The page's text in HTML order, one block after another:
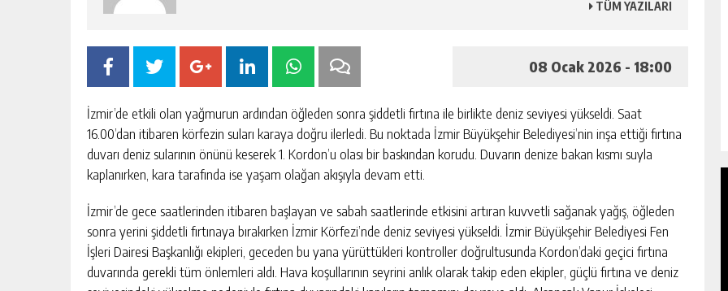
TÜM YAZILARI
08 Ocak 2026 - 18:00
İzmir’de etkili olan yağmurun ardından öğleden sonra şiddetli fırtına ile birlikte deniz seviyesi yükseldi. Saat
16.00’dan itibaren körfezin suları karaya doğru ilerledi. Bu noktada İzmir Büyükşehir Belediyesi’nin inşa ettiği fırtına
duvarı deniz sularının önünü keserek 1. Kordon’u olası bir baskından korudu. Duvarın denize bakan kısmı suyla
kaplanırken, kara tarafında ise yaşam olağan akışıyla devam etti.
İzmir’de gece saatlerinden itibaren başlayan ve sabah saatlerinde etkisini artıran kuvvetli sağanak yağış, öğleden
sonra yerini şiddetli fırtınaya bırakırken İzmir Körfezi’nde deniz seviyesi yükseldi. İzmir Büyükşehir Belediyesi Fen
İşleri Dairesi Başkanlığı ekipleri, geceden bu yana yürüttükleri kontroller doğrultusunda Kordon’daki geçici fırtına
duvarında gerekli tüm önlemleri aldı. Hava koşullarının seyrini anlık olarak takip eden ekipler, güçlü fırtına ve deniz
RÜYADA ÇANTA GÖRMEK NEYE
OTO ÇILINGIR HIZMETI ALIRKEN DIKKAT